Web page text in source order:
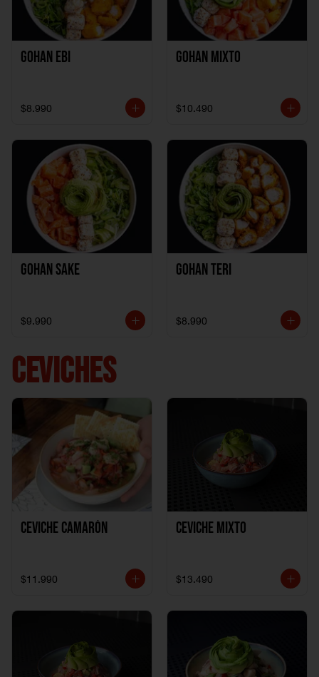
Gohan Ebi
$8.990
Gohan Mixto
$10.490
Gohan Sake
$9.990
Gohan Teri
$8.990
CEVICHES
Ceviche Camarón
$11.990
Ceviche Mixto
$13.490